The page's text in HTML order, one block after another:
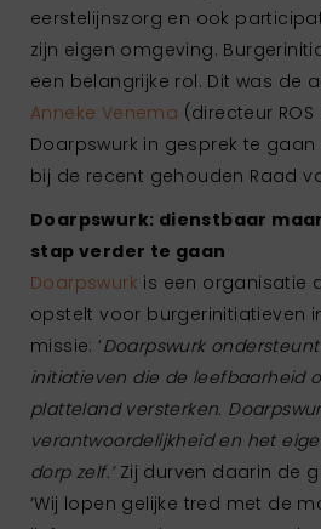
eerstelijnszorg en ook
zijn eigen omgeving.
een belangrijke rol. Dit was de
Anneke Venema (directeur
Doarpswurk in gesprek te
bij de recent gehouden Raad
Doarpswurk: dienstbaar
stap verder te gaan
Doarpswurk is een organisatie
opstelt voor burgerinitiatieven
missie: ‘Doarpswurk
initiatieven die de leefbaarheid
platteland versterken.
verantwoordelijkheid en het
dorp zelf.’ Zij durven daarin de
‘Wij lopen gelijke tred met de